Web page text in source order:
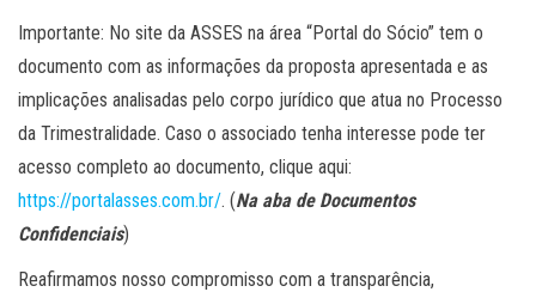
Importante: No site da ASSES na área “Portal do Sócio” tem o
documento com as informações da proposta apresentada e as
implicações analisadas pelo corpo jurídico que atua no Processo
da Trimestralidade. Caso o associado tenha interesse pode ter
acesso completo ao documento, clique aqui:
https://portalasses.com.br/. (Na aba de Documentos
Confidenciais)
Reafirmamos nosso compromisso com a transparência,